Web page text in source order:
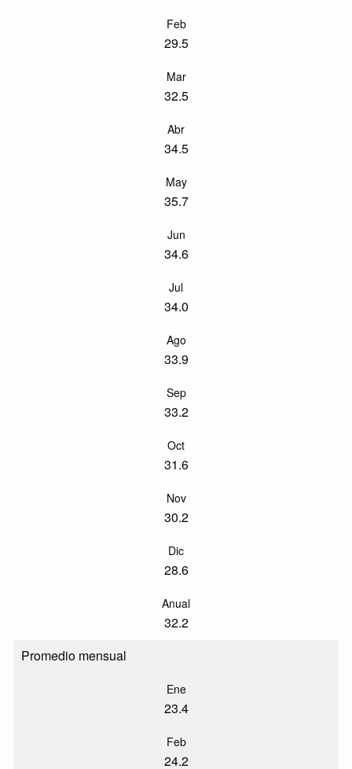
Feb
29.5
Mar
32.5
Abr
34.5
May
35.7
Jun
34.6
Jul
34.0
Ago
33.9
Sep
33.2
Oct
31.6
Nov
30.2
Dic
28.6
Anual
32.2
Promedio mensual
Ene
23.4
Feb
24.2